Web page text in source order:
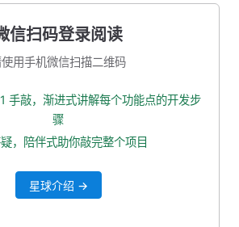
信扫码登录阅读
用手机微信扫描二维码
手敲，渐进式讲解每个功能点的开发步
骤
，陪伴式助你敲完整个项目
星球介绍 →